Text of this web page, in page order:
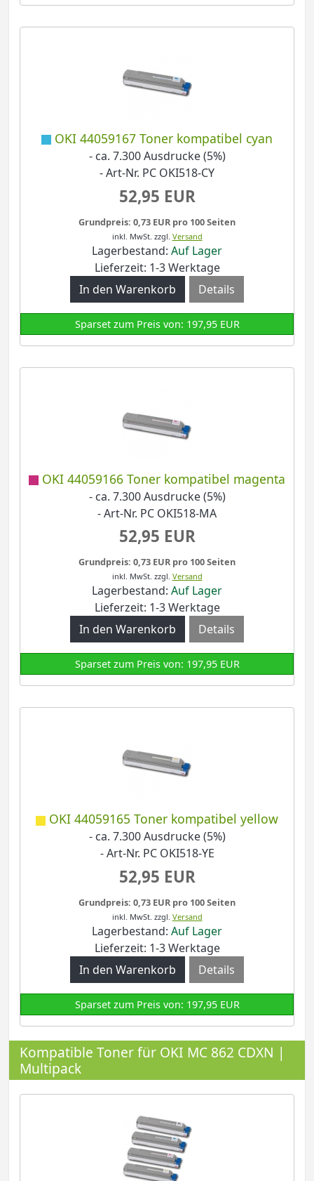
OKI 44059167 Toner kompatibel cyan
- ca. 7.300 Ausdrucke (5%)
- Art-Nr. PC OKI518-CY
52,95 EUR
Grundpreis: 0,73 EUR pro 100 Seiten
inkl. MwSt. zzgl. Versand
Lagerbestand: Auf Lager
Lieferzeit: 1-3 Werktage
Details
Sparset zum Preis von: 197,95 EUR
OKI 44059166 Toner kompatibel magenta
- ca. 7.300 Ausdrucke (5%)
- Art-Nr. PC OKI518-MA
52,95 EUR
Grundpreis: 0,73 EUR pro 100 Seiten
inkl. MwSt. zzgl. Versand
Lagerbestand: Auf Lager
Lieferzeit: 1-3 Werktage
Details
Sparset zum Preis von: 197,95 EUR
OKI 44059165 Toner kompatibel yellow
- ca. 7.300 Ausdrucke (5%)
- Art-Nr. PC OKI518-YE
52,95 EUR
Grundpreis: 0,73 EUR pro 100 Seiten
inkl. MwSt. zzgl. Versand
Lagerbestand: Auf Lager
Lieferzeit: 1-3 Werktage
Details
Sparset zum Preis von: 197,95 EUR
Kompatible Toner für OKI MC 862 CDXN |
Multipack